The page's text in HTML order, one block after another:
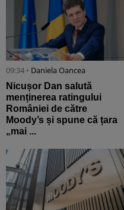
09:34 • Daniela Oancea
Nicușor Dan salută
menținerea ratingului
României de către
Moody’s și spune că țara
„mai ...